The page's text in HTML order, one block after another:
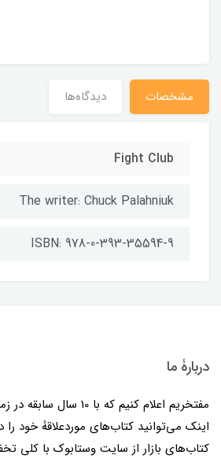
مشخصات دیدگاه‌ها
Fight Club
The writer: Chuck Palahniuk
ISBN: 978-0-393-35594-9
دربارۀ ما
مفتخریم اعلام کنیم که با
اینک می‌توانید کتاب‌های موردعلاقۀ خود را
کتاب‌های بازار از سایت وستابوک با کلی